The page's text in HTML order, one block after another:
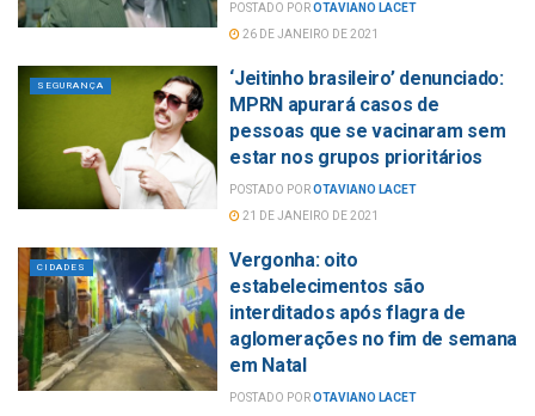
POSTADO POROTAVIANO LACET
26 DE JANEIRO DE 2021
SEGURANÇA
‘Jeitinho brasileiro’ denunciado:
MPRN apurará casos de
pessoas que se vacinaram sem
estar nos grupos prioritários
POSTADO POROTAVIANO LACET
21 DE JANEIRO DE 2021
CIDADES
Vergonha: oito
estabelecimentos são
interditados após flagra de
aglomerações no fim de semana
em Natal
POSTADO POROTAVIANO LACET